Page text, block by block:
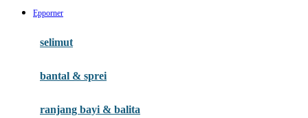
Habbie
Haenim
Epporner
selimut
bantal & sprei
ranjang bayi & balita